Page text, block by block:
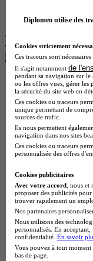
BTS
BTS Ndrc à
Les intitulés
les plus
BTS Esf en
BTS Dietetique
BTS Mco en
BTS Pi en
BTS Sp3s en
Master CCA en
BTS Ndrc en
BTS Sam en
BTS Sio en
MSc Marketing
BTS Gpme en
Cap Electricien
BTS Gpn en
BTS Domotique
BAC Pro Agora
BTS Sta en
Diplomeo utilise des
Cookies strictement
Ces traceurs sont
Il s'agit notamment de
pendant sa navigation sur le
ou les offres vues, gérer les
la sécurité du site web en
Ces cookies ou traceurs
unique permettant de
sources de trafic.
Ils nous permettent
navigation dans nos sites
Ces cookies ou traceurs
personnalisée des offres
Cookies publicitaires
Avec votre accord , nous
proposer des publicités
trouver rapidement un
Nos partenaires
Nous utilisons des
personnalisés. En
confidentialité. En savoir
Vous pouvez à tout moment
bas de page.